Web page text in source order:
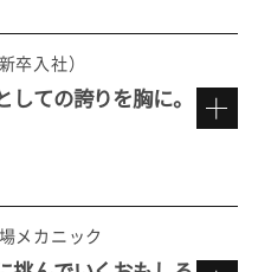
もしろさ
卒入社）
しての誇りを胸に。
メカニック